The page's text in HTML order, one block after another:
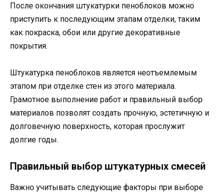
После окончания штукатурки пеноблоков можно
приступить к последующим этапам отделки, таким
как покраска, обои или другие декоративные
покрытия.
Штукатурка пеноблоков является неотъемлемым
этапом при отделке стен из этого материала.
Грамотное выполнение работ и правильный выбор
материалов позволят создать прочную, эстетичную и
долговечную поверхность, которая прослужит
долгие годы.
Правильный выбор штукатурных смесей
Важно учитывать следующие факторы при выборе